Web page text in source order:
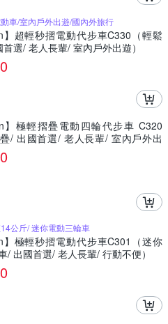
車/室內戶外出遊/國內外旅行
】超輕秒摺電動代步車C330（輕鬆
選/ 老人長輩/ 室內戶外出遊）
】極輕摺疊電動四輪代步車 C320
疊/ 出國首選/ 老人長輩/ 室內戶外出
公斤/ 迷你電動三輪車
】極輕秒摺電動代步車C301（迷你
/ 出國首選/ 老人長輩/ 行動不便）